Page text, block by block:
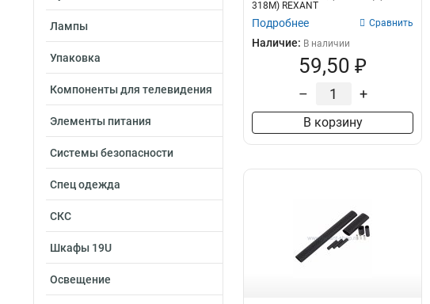
Лампы
Упаковка
Компоненты для телевидения
Элементы питания
Системы безопасности
Спец одежда
СКС
Шкафы 19U
Освещение
318M) REXANT
Подробнее Сравнить
Наличие: В наличии
59,50 ₽
– +
В корзину